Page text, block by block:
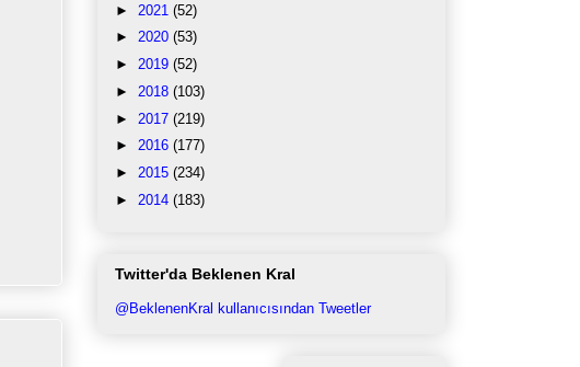
► 2021 (52)
► 2020 (53)
► 2019 (52)
► 2018 (103)
► 2017 (219)
► 2016 (177)
► 2015 (234)
► 2014 (183)
Twitter'da Beklenen Kral
@BeklenenKral kullanıcısından Tweetler